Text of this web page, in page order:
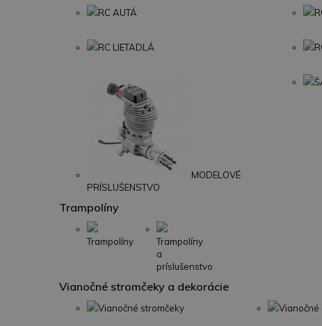
RC AUTÁ
RC LIETADLÁ
MODELOVÉ
PRÍSLUŠENSTVO
Trampolíny
Trampolíny
Trampolíny
a
príslušenstvo
Vianočné stromčeky a dekorácie
Vianočné stromčeky Vianočné